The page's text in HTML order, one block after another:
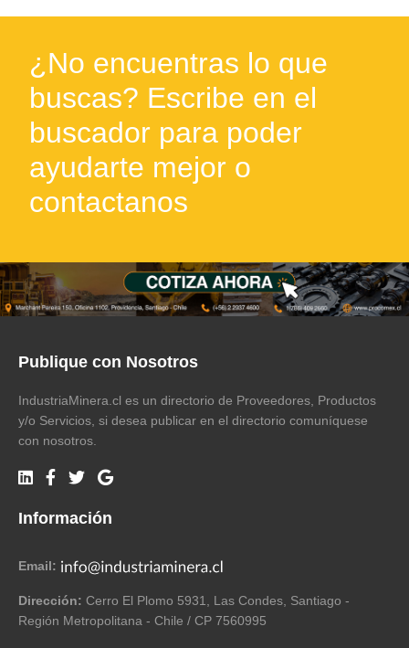
¿No encuentras lo que
buscas? Escribe en el
buscador para poder
ayudarte mejor o
contactanos
Publique con Nosotros
IndustriaMinera.cl es un directorio de Proveedores, Productos
y/o Servicios, si desea publicar en el directorio comuníquese
con nosotros.
Información
Email:
Dirección: Cerro El Plomo 5931, Las Condes, Santiago -
Región Metropolitana - Chile / CP 7560995